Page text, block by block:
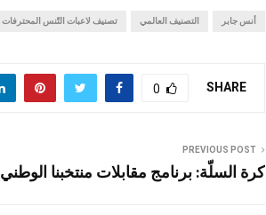
أنس جابر التصنيف العالمي تصنيف لاعبات التّنس المحترفات
SHARE
0
PREVIOUS POST
كرة السلّة: برنامج مقابلات منتخبنا الوطني